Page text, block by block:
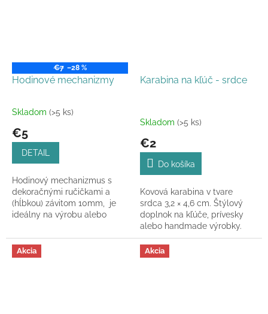
€7 –28 %
Hodinové mechanizmy
Priemerné
produktu
5,0
5
hviezdičiek.
Skladom (>5 ks)
€5
DETAIL
Hodinový mechanizmus s
dekoračnými ručičkami a
(hĺbkou) závitom 10mm, je
ideálny na výrobu alebo
Jednoduchá montáž a tichý...
Karabina na kľúč - srdce
Skladom (>5 ks)
€2
Do košíka
Kovová karabina v tvare
srdca 3,2 × 4,6 cm. Štýlový
doplnok na kľúče, prívesky
alebo handmade výrobky.
Akcia Akcia